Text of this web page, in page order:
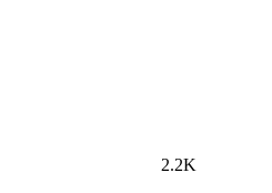
2.2K